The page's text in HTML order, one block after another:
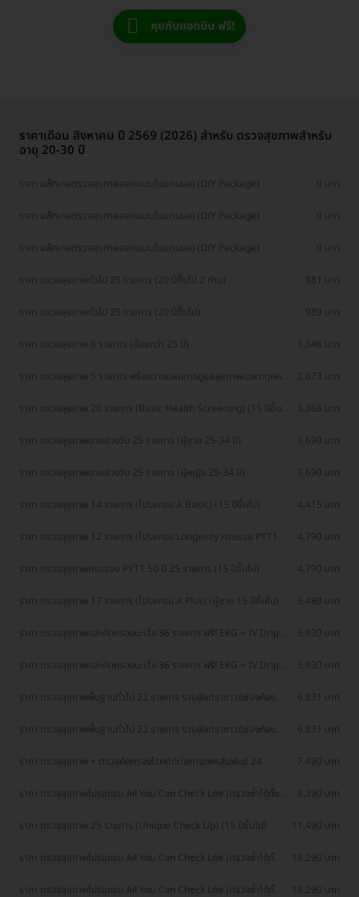
คุยกับแอดมิน ฟรี!
ราคาเดือน สิงหาคม ปี 2569 (2026) สำหรับ ตรวจสุขภาพสำหรับ
อายุ 20-30 ปี
ราคา แพ็กเกจตรวจสุขภาพออกแบบด้วยตนเอง (DIY Package) 0 บาท
ราคา แพ็กเกจตรวจสุขภาพออกแบบด้วยตนเอง (DIY Package) 0 บาท
ราคา แพ็กเกจตรวจสุขภาพออกแบบด้วยตนเอง (DIY Package) 0 บาท
ราคา ตรวจสุขภาพทั่วไป 25 รายการ (20 ปีขึ้นไป 2 ท่าน) 881 บาท
ราคา ตรวจสุขภาพทั่วไป 25 รายการ (20 ปีขึ้นไป) 989 บาท
ราคา ตรวจสุขภาพ 6 รายการ (น้อยกว่า 25 ปี) 1,346 บาท
ราคา ตรวจสุขภาพ 5 รายการ พร้อมวางแผนการดูแลสุขภาพเฉพาะบุคคล
2,673 บาท
ราคา ตรวจสุขภาพ 20 รายการ (Basic Health Screening) (15 ปีขึ้น
3,366 บาท
ราคา ตรวจสุขภาพตามช่วงวัย 25 รายการ (ผู้ชาย 25-34 ปี) 3,690 บาท
ราคา ตรวจสุขภาพตามช่วงวัย 25 รายการ (ผู้หญิง 25-34 ปี) 3,690 บาท
ราคา ตรวจสุขภาพ 14 รายการ (โปรแกรม A Basic) (15 ปีขึ้นไป) 4,415 บาท
ราคา ตรวจสุขภาพ 12 รายการ (โปรแกรม Longevity ครบรอบ PYT1
4,790 บาท
ราคา ตรวจสุขภาพครบรอบ PYT1 50 ปี 25 รายการ (15 ปีขึ้นไป) 4,790 บาท
ราคา ตรวจสุขภาพ 17 รายการ (โปรแกรม A Plus) (ผู้ชาย 15 ปีขึ้นไป) 5,480 บาท
ราคา ตรวจสุขภาพและคัดกรองมะเร็ง 36 รายการ ฟรี! EKG + IV Drip
5,930 บาท
ราคา ตรวจสุขภาพและคัดกรองมะเร็ง 36 รายการ ฟรี! EKG + IV Drip
5,930 บาท
ราคา ตรวจสุขภาพพื้นฐานทั่วไป 22 รายการ รวมอัลตราซาวด์ช่องท้อง
6,831 บาท
ราคา ตรวจสุขภาพพื้นฐานทั่วไป 22 รายการ รวมอัลตราซาวด์ช่องท้อง
6,831 บาท
ราคา ตรวจสุขภาพ + ตรวจคัดกรองโรคติดต่อทางเพศสัมพันธ์ 24
7,490 บาท
ราคา ตรวจสุขภาพโปรแกรม All You Can Check Lite (ตรวจซ้ำได้ทั้งปี*
8,390 บาท
ราคา ตรวจสุขภาพ 25 รายการ (Unique Check Up) (15 ปีขึ้นไป) 11,490 บาท
ราคา ตรวจสุขภาพโปรแกรม All You Can Check Lite (ตรวจซ้ำได้ทั้ง
18,290 บาท
ราคา ตรวจสุขภาพโปรแกรม All You Can Check Lite (ตรวจซ้ำได้ทั้ง 18,290 บาท